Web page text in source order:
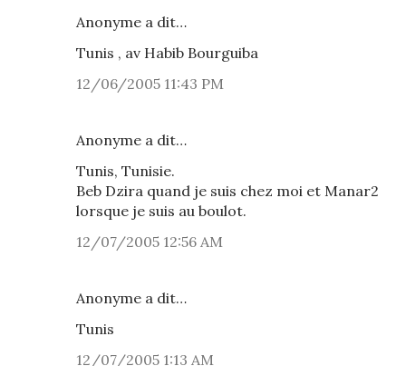
Anonyme a dit…
Tunis , av Habib Bourguiba
12/06/2005 11:43 PM
Anonyme a dit…
Tunis, Tunisie.
Beb Dzira quand je suis chez moi et Manar2
lorsque je suis au boulot.
12/07/2005 12:56 AM
Anonyme a dit…
Tunis
12/07/2005 1:13 AM